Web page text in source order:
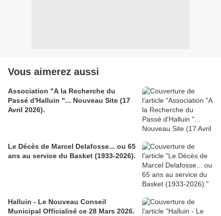
Vous aimerez aussi
Association "A la Recherche du
Passé d'Halluin "... Nouveau Site (17
Avril 2026).
Le Décès de Marcel Delafosse... ou 65
ans au service du Basket (1933-2026).
Halluin - Le Nouveau Conseil
Municipal Officialisé ce 28 Mars 2026.